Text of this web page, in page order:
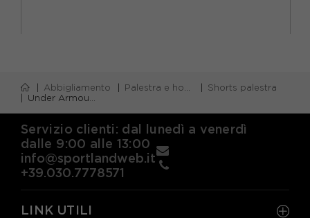
Abbigliamento Palestra e home gym
Shorts palestra
Under Armour Pantaloni Palestra Motion Nero Grigio Donna
Servizio clienti: dal lunedì a venerdì
dalle 9:00 alle 13:00
info@sportlandweb.it
+39.030.7778571
LINK UTILI